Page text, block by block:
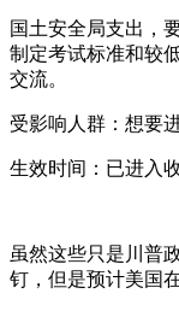
国土安全局支出，
制定考试标准和较
交流。
受影响人群：想要
生效时间：已进入
虽然这些只是川普
钉，但是预计美国